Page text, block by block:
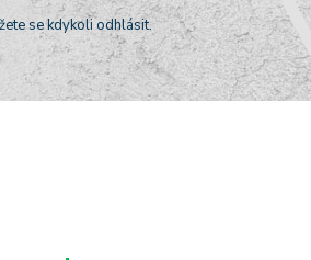
se kdykoli odhlásit.